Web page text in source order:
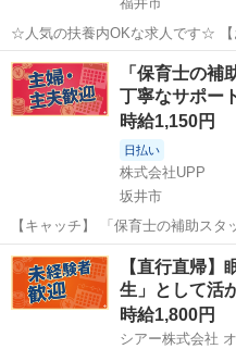
☆人気の扶養内OKな求人です☆ 【お仕事条件】 ‾‾‾‾‾‾‾‾ ◇勤務時間：
9:00～14:00 9:00～15:00など 7:30～19:00内で 1日5H～OKです！ ◇勤
務日：月～金の週3日～ ...
福井 福井市 保育士
「保育士の
丁寧なサポー
時給1,150円
日払い
株式会社UPP
坂井市
【キャッチ】 「保育士の補助ス
ポート体制で安心就業◎20代/30
事したい方にもおススメ◎ 【コメント】 豊富なお仕事数であなたにぴ
ったりのお仕事が見つか...
福井 坂井市 保育士
【直行直帰】
生」として活
時給1,800円